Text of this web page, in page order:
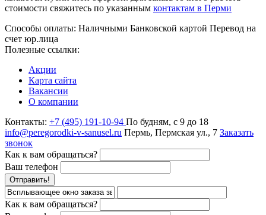
стоимости свяжитесь по указанным контактам в Перми
Способы оплаты: Наличными Банковской картой Перевод на
счет юр.лица
Полезные ссылки:
Акции
Карта сайта
Вакансии
О компании
Контакты: +7 (495) 191-10-94 По будням, с 9 до 18
info@peregorodki-v-sanusel.ru Пермь, Пермская ул., 7 Заказать
звонок
Как к вам обращаться?
Ваш телефон
Отправить!
Как к вам обращаться?